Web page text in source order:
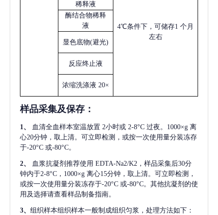
4℃条件下，可储存1 个月
左右
稀释液
酶结合物稀释
液
显色底物(避光)
反应终止液
浓缩洗涤液 20×
样品采集及保存 ：
1、 血清全血样本室温放置 2小时或 2-8°C 过夜。1000×g 离
心20分钟，取上清。可立即检测，或按一次使用量分装冻存
于-20°C 或-80°C。
2、 血浆抗凝剂推荐使用 EDTA-Na2/K2，样品采集后30分
钟内于2-8°C，1000×g 离心15分钟，取上清。可立即检测，
或按一次使用量分装冻存于-20°C 或-80°C。其他抗凝剂的使
用及选择请查看样品制备指南。
3、 组织样本组织样本一般制成组织匀浆，处理方法如下：